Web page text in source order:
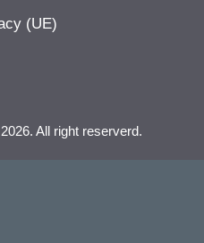
(UE)
All right reserverd.